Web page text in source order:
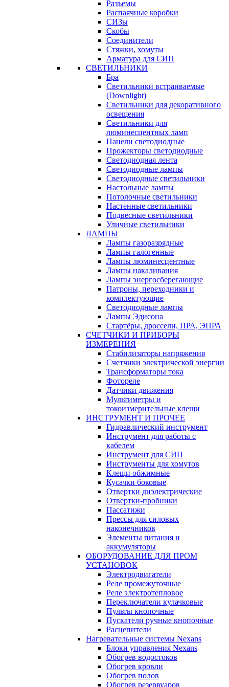
Разъемы
Распаячные коробки
СИЗы
Скобы
Соединители
Стяжки, хомуты
Арматура для СИП
СВЕТИЛЬНИКИ
Бра
Светильники встраиваемые
(Downlight)
Светильники для декоративного
освещения
Светильники для
люминесцентных ламп
Панели светодиодные
Прожекторы светодиодные
Светодиодная лента
Светодиодные лампы
Светодиодные светильники
Настольные лампы
Потолочные светильники
Настенные светильники
Подвесные светильники
Уличные светильники
ЛАМПЫ
Лампы газоразрядные
Лампы галогенные
Лампы люминесцентные
Лампы накаливания
Лампы энергосберегающие
Патроны, переходники и
комплектующие
Светодиодные лампы
Лампы Эдисона
Стартёры, дроссели, ПРА, ЭПРА
СЧЕТЧИКИ И ПРИБОРЫ
ИЗМЕРЕНИЯ
Стабилизаторы напряжения
Счетчики электрической энергии
Трансформаторы тока
Фотореле
Датчики движения
Мультиметры и
токоизмерительные клещи
ИНСТРУМЕНТ И ПРОЧЕЕ
Гидравлический инструмент
Инструмент для работы с
кабелем
Инструмент для СИП
Инструменты для хомутов
Клещи обжимные
Кусачки боковые
Отвертки диэлектрические
Отвертки-пробники
Пассатижи
Прессы для силовых
наконечников
Элементы питания и
аккумуляторы
ОБОРУДОВАНИЕ ДЛЯ ПРОМ
УСТАНОВОК
Электродвигатели
Реле промежуточные
Реле электротепловое
Переключатели кулачковые
Пульты кнопочные
Пускатели ручные кнопочные
Расцепители
Нагревательные системы Nexans
Блоки управления Nexans
Обогрев водостоков
Обогрев кровли
Обогрев полов
Обогрев резервуаров